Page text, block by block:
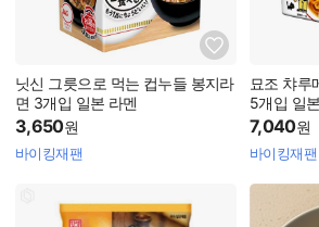
닛신 그릇으로 먹는 컵누들 봉지라
면 3개입 일본 라멘
3,650원
바이킹재팬
묘조 챠루
5개입 일
7,040원
바이킹재팬